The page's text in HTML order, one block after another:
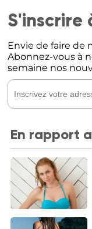
S'inscrire
Envie de faire de
Abonnez-vous à
semaine nos
En rapport